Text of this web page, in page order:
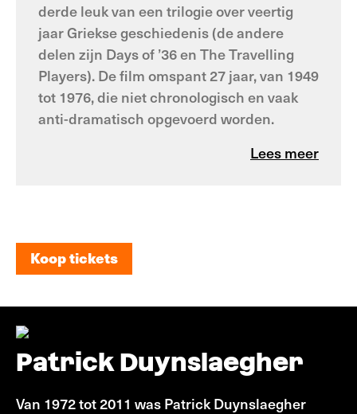
derde leuk van een trilogie over veertig
jaar Griekse geschiedenis (de andere
delen zijn Days of ’36 en The Travelling
Players). De film omspant 27 jaar, van 1949
tot 1976, die niet chronologisch en vaak
anti-dramatisch opgevoerd worden.
Lees meer
Koop tickets
Patrick Duynslaegher
Van 1972 tot 2011 was Patrick Duynslaegher